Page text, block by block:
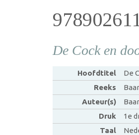
De Cock en
Hoofdtitel
De
Reeks
Auteur(s)
Druk
1e
Taal